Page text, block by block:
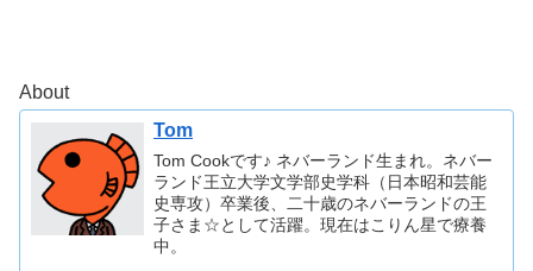
About
Tom
Tom Cookです♪ ネバーランド生まれ。ネバー
ランド王立大学文学部史学科（日本昭和芸能
史専攻）卒業後、二十歳のネバーランドの王
子さま☆として活躍。現在はこりん星で療養
中。